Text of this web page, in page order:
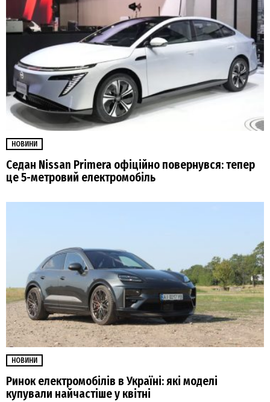
НОВИНИ
Седан Nissan Primera офіційно повернувся: тепер
це 5-метровий електромобіль
НОВИНИ
Ринок електромобілів в Україні: які моделі
купували найчастіше у квітні